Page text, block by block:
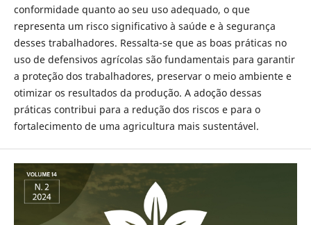
conformidade quanto ao seu uso adequado, o que
representa um risco significativo à saúde e à segurança
desses trabalhadores. Ressalta-se que as boas práticas no
uso de defensivos agrícolas são fundamentais para garantir
a proteção dos trabalhadores, preservar o meio ambiente e
otimizar os resultados da produção. A adoção dessas
práticas contribui para a redução dos riscos e para o
fortalecimento de uma agricultura mais sustentável.